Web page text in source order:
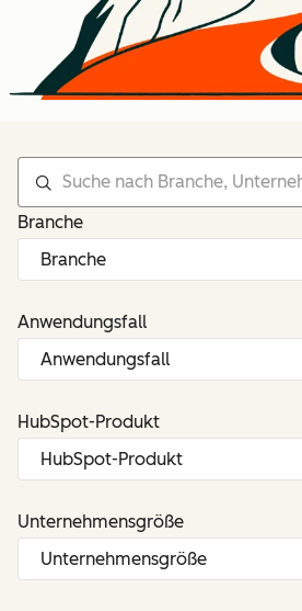
Branche
Anwendungsfall
HubSpot-Produkt
Unternehmensgröße